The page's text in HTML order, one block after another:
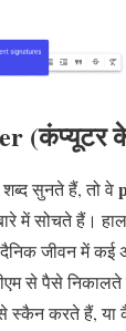
(कंप्यूटर
शब्द सुनते हैं, तो वे
में सोचते हैं।
जीवन में कई
से पैसे निकालते
स्कैन करते हैं,